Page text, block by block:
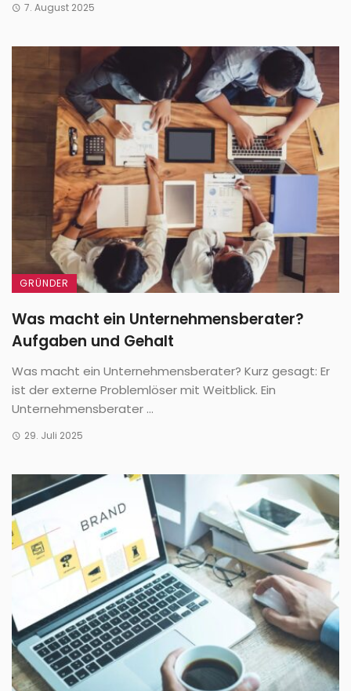
7. August 2025
GRÜNDER
Was macht ein Unternehmensberater?
Aufgaben und Gehalt
Was macht ein Unternehmensberater? Kurz gesagt: Er
ist der externe Problemlöser mit Weitblick. Ein
Unternehmensberater ...
29. Juli 2025